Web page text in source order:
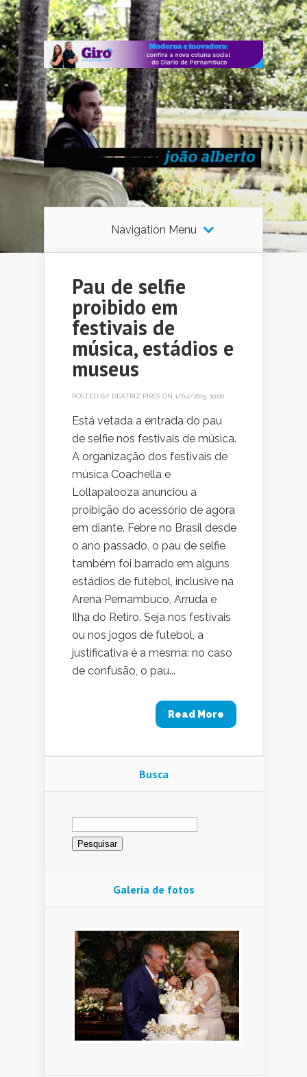
Navigation Menu
Pau de selfie
proibido em
festivais de
música, estádios e
museus
POSTED BY BEATRIZ PIRES ON 1/04/2015, 10:00
Está vetada a entrada do pau
de selfie nos festivais de música.
A organização dos festivais de
música Coachella e
Lollapalooza anunciou a
proibição do acessório de agora
em diante. Febre no Brasil desde
o ano passado, o pau de selfie
também foi barrado em alguns
estádios de futebol, inclusive na
Arena Pernambuco, Arruda e
Ilha do Retiro. Seja nos festivais
ou nos jogos de futebol, a
justificativa é a mesma: no caso
de confusão, o pau...
Read More
Busca
Pesquisar
por:
Galeria de fotos